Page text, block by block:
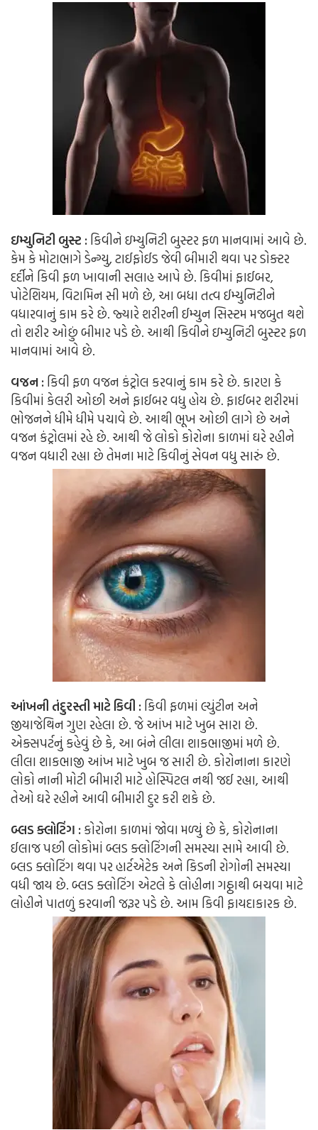
ઇમ્યુનિટી બુસ્ટ :કિવીને ઇમ્યુનિટી બુસ્ટર ફળ માનવામાં આવે છે.
કેમ કે મોટાભાગે ડેન્ગ્યુ, ટાઈફોઈડ જેવી બીમારી થવા પર ડોક્ટર
દર્દીને કિવી ફળ ખાવાની સલાહ આપે છે. કિવીમાં ફાઈબર,
પોટેશિયમ, વિટામિન સી મળે છે, આ બધા તત્વ ઈમ્યુનિટીને
વધારવાનું કામ કરે છે. જ્યારે શરીરની ઈમ્યુન સિસ્ટમ મજબુત થશે
તો શરીર ઓછું બીમાર પડે છે. આથી કિવીને ઇમ્યુનિટી બુસ્ટર ફળ
માનવામાં આવે છે.
વજન :કિવી ફળ વજન કંટ્રોલ કરવાનું કામ કરે છે. કારણ કે
કિવીમાં કેલરી ઓછી અને ફાઈબર વધુ હોય છે. ફાઈબર શરીરમાં
ભોજનને ધીમે ધીમે પચાવે છે. આથી ભૂખ ઓછી લાગે છે અને
વજન કંટ્રોલમાં રહે છે. આથી જે લોકો કોરોના કાળમાં ઘરે રહીને
વજન વધારી રહ્યા છે તેમના માટે કિવીનું સેવન વધુ સારું છે.
આંખની તંદુરસ્તી માટે કિવી :કિવી ફળમાં લ્યુંટીન અને
જીયાજેથિન ગુણ રહેલા છે. જે આંખ માટે ખુબ સારા છે.
એક્સપર્ટનું કહેવું છે કે, આ બંને લીલા શાકભાજીમાં મળે છે.
લીલા શાકભાજી આંખ માટે ખુબ જ સારી છે. કોરોનાના કારણે
લોકો નાની મોટી બીમારી માટે હોસ્પિટલ નથી જઈ રહ્યા, આથી
તેઓ ઘરે રહીને આવી બીમારી દુર કરી શકે છે.
બ્લડ ક્લોટિંગ :કોરોના કાળમાં જોવા મળ્યું છે કે, કોરોનાના
ઈલાજ પછી લોકોમાં બ્લડ ક્લોટિંગની સમસ્યા સામે આવી છે.
બ્લડ ક્લોટિંગ થવા પર હાર્ટએટેક અને કિડની રોગોની સમસ્યા
વધી જાય છે. બ્લડ ક્લોટિંગ એટલે કે લોહીના ગઠ્ઠાથી બચવા માટે
લોહીને પાતળું કરવાની જરૂર પડે છે. આમ કિવી ફાયદાકારક છે.